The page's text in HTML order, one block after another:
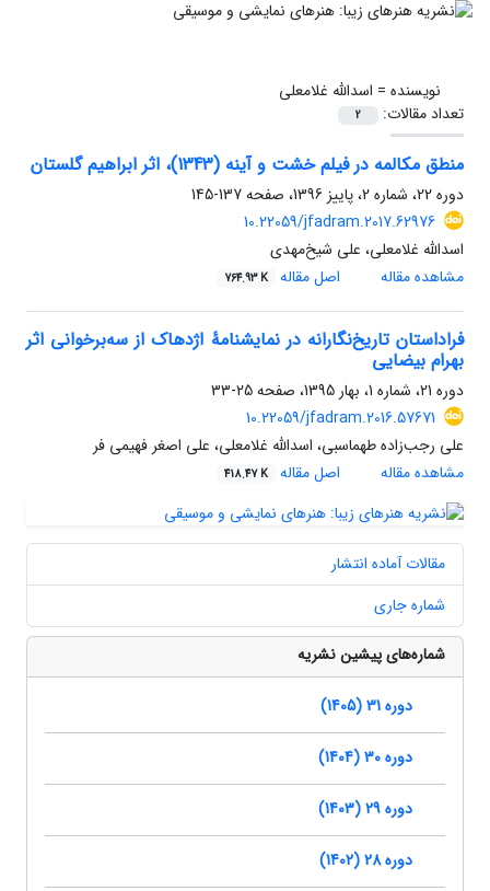
نویسنده = اسدالله غلامعلی
تعداد مقالات:
2
منطق مکالمه‌ در فیلم خشت و آینه (1343)، اثر ابراهیم گلستان
دوره 22، شماره 2، پاییز 1396، صفحه
137-145
10.22059/jfadram.2017.62976
اسدالله غلامعلی، علی شیخ‌مهدی
مشاهده مقاله
اصل مقاله 764.93 K
فراداستان تاریخ‌نگارانه در نمایشنامۀ اژدهاک از سه‌برخوانی اثر
بهرام بیضایی
دوره 21، شماره 1، بهار 1395، صفحه
25-33
10.22059/jfadram.2016.57671
علی رجب‌زاده طهماسبی، اسدالله غلامعلی، علی اصغر فهیمی فر
مشاهده مقاله
اصل مقاله 418.47 K
مقالات آماده انتشار
شماره جاری
شماره‌های پیشین نشریه
دوره 31 (1405)
دوره 30 (1404)
دوره 29 (1403)
دوره 28 (1402)